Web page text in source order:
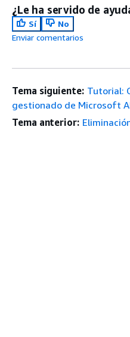
¿Le ha servido de
Sí
No
Enviar comentarios
Tema siguiente: Tutorial:
gestionado de Microsoft
Tema anterior: